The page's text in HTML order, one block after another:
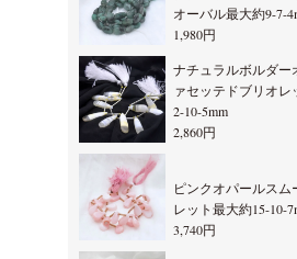
オーバル最大約9-7-
1,980円
ナチュラルボルダー
ァセッテドブリオレ
2-10-5mm
2,860円
ピンクオパールスム
レット最大約15-10-
3,740円